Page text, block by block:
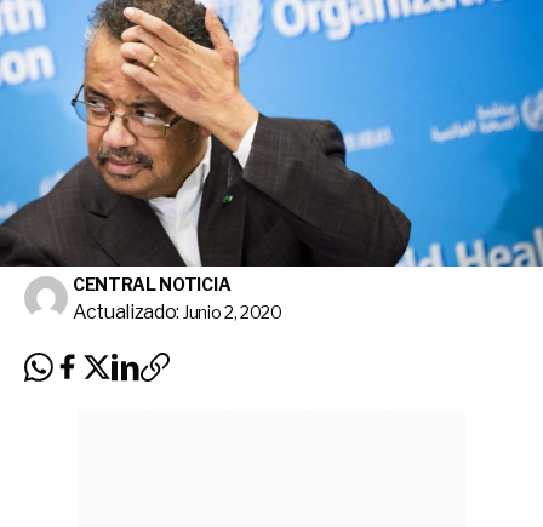
CENTRAL NOTICIA
Actualizado: Junio 2, 2020